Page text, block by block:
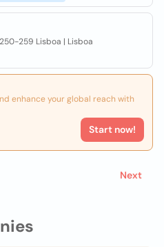
259 Lisboa | Lisboa
enhance your global reach with
Start now!
Next